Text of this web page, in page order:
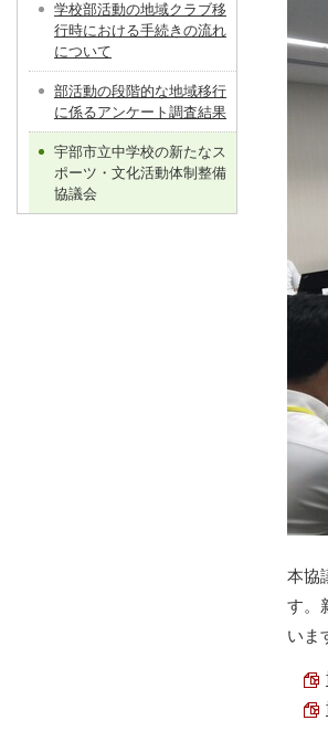
本協
す。
いま
学校部活動の地域クラブ移
行時における手続きの流れ
について
部活動の段階的な地域移行
に係るアンケート調査結果
宇部市立中学校の新たなス
ポーツ・文化活動体制整備
協議会